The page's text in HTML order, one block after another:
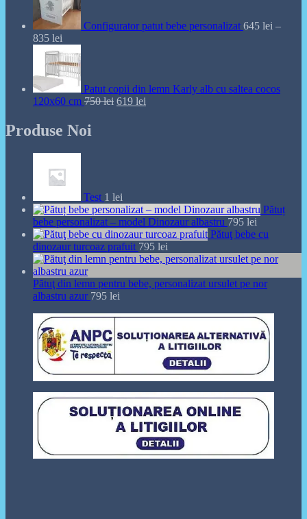
245 lei.
Configurator patut bebe personalizat 645 lei –
835 lei
prețuri:
645 lei
până
la
Patut copii din lemn Karly alb cu saltea cocos
120x60 cm 750lei Prețul
619 lei
Produse Noi
Test 1 lei
Pătuț
bebe personalizat – model Dinozaur albastru 795 lei
Pătuţ bebe cu
dinozaur turcoaz prafuit 795 lei
Pătuţ din lemn pentru bebe, personalizat ursulet pe nor
albastru azur 795 lei